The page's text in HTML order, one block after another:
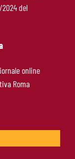
il passaporto può
del
online
Roma